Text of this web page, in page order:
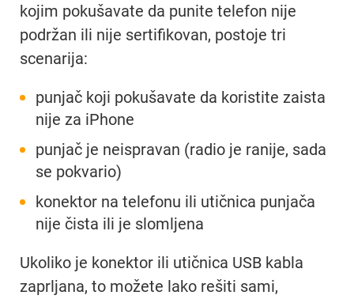
kojim pokušavate da punite telefon nije
podržan ili nije sertifikovan, postoje tri
scenarija:
punjač koji pokušavate da koristite zaista
nije za iPhone
punjač je neispravan (radio je ranije, sada
se pokvario)
konektor na telefonu ili utičnica punjača
nije čista ili je slomljena
Ukoliko je konektor ili utičnica USB kabla
zaprljana, to možete lako rešiti sami,